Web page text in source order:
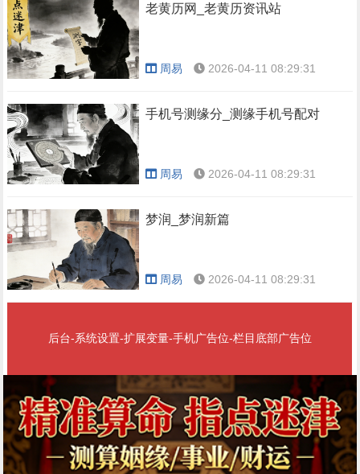
老黄历网_老黄历资讯站
周易 2026-04-11 08:29:31
手机号测缘分_测缘手机号配对
周易 2026-04-11 08:29:31
梦润_梦润新篇
周易 2026-04-11 08:29:31
后台-系统设置-扩展变量-手机广告位-栏目底部广告位